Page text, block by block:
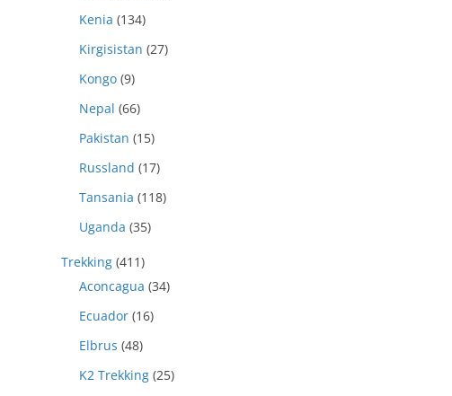
Kenia (134)
Kirgisistan (27)
Kongo (9)
Nepal (66)
Pakistan (15)
Russland (17)
Tansania (118)
Uganda (35)
Trekking (411)
Aconcagua (34)
Ecuador (16)
Elbrus (48)
K2 Trekking (25)